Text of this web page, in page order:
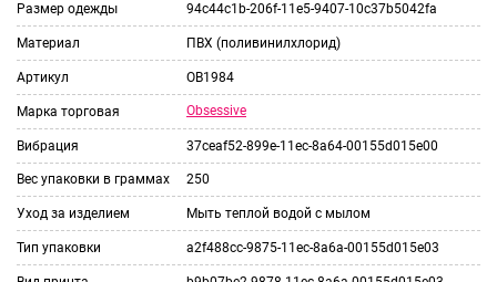
Размер одежды 94c44c1b-206f-11e5-9407-10c37b5042fa
Материал ПВХ (поливинилхлорид)
Артикул ОВ1984
Марка торговая Obsessive
Вибрация 37ceaf52-899e-11ec-8a64-00155d015e00
Вес упаковки в граммах 250
Уход за изделием Мыть теплой водой с мылом
Тип упаковки a2f488cc-9875-11ec-8a6a-00155d015e03